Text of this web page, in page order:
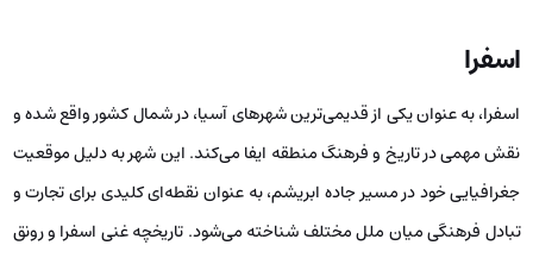
اسفرا
اسفرا، به عنوان یکی از قدیمی‌ترین شهرهای آسیا، در شمال کشور واقع شده و
نقش مهمی در تاریخ و فرهنگ منطقه ایفا می‌کند. این شهر به دلیل موقعیت
جغرافیایی خود در مسیر جاده ابریشم، به عنوان نقطه‌ای کلیدی برای تجارت و
تبادل فرهنگی میان ملل مختلف شناخته می‌شود. تاریخچه غنی اسفرا و رونق